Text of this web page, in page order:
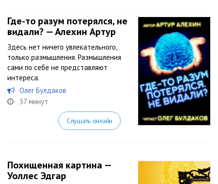
Где-то разум потерялся, не
видали? — Алехин Артур
Здесь нет ничего увлекательного,
только размышления. Размышления
сами по себе не представляют
интереса.
Олег Булдаков
37 минут
Слушать онлайн
Похищенная картина —
Уоллес Эдгар